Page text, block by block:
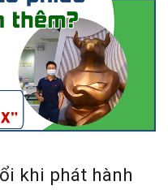
khi phát hành